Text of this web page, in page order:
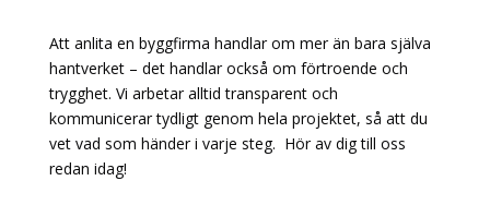
Att anlita en byggfirma handlar om mer än bara själva
hantverket – det handlar också om förtroende och
trygghet. Vi arbetar alltid transparent och
kommunicerar tydligt genom hela projektet, så att du
vet vad som händer i varje steg. Hör av dig till oss
redan idag!